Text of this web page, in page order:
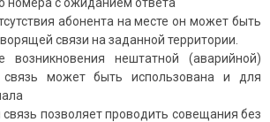
абонента на месте он может быть
связи на заданной территории.
нештатной (аварийной)
связь может быть использована и для
связь позволяет проводить совещания без